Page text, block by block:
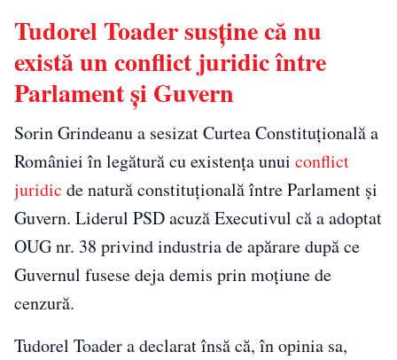
Tudorel Toader susține că nu
există un conflict juridic între
Parlament și Guvern
Sorin Grindeanu a sesizat Curtea Constituțională a
României în legătură cu existența unui conflict
juridic de natură constituțională între Parlament și
Guvern. Liderul PSD acuză Executivul că a adoptat
OUG nr. 38 privind industria de apărare după ce
Guvernul fusese deja demis prin moțiune de
cenzură.
Tudorel Toader a declarat însă că, în opinia sa,